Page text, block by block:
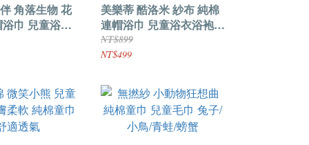
角落生物 花
巾 兒童浴衣
美樂蒂 酷洛米 紗布 純棉
連帽浴巾 兒童浴衣浴袍
三麗鷗 正版授權
NT$899
NT$499